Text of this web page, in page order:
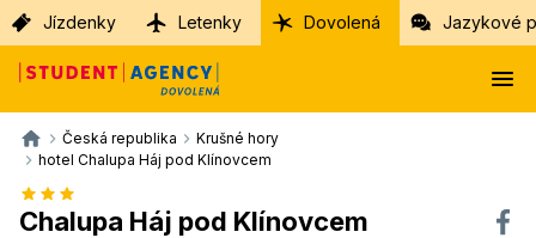
Jízdenky Letenky Dovolená Jazykové
Česká republika
Krušné hory
hotel Chalupa Háj pod Klínovcem
Chalupa Háj pod Klínovcem